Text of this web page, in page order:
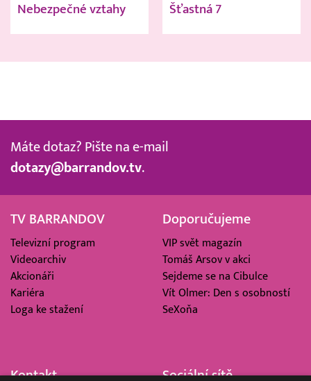
Nebezpečné vztahy Šťastná 7
Máte dotaz? Pište na e-mail
dotazy@barrandov.tv.
TV BARRANDOV
Televizní program
Videoarchiv
Akcionáři
Kariéra
Loga ke stažení
Doporučujeme
VIP svět magazín
Tomáš Arsov v akci
Sejdeme se na Cibulce
Vít Olmer: Den s osobností
SeXoňa
Kontakt Sociální sítě